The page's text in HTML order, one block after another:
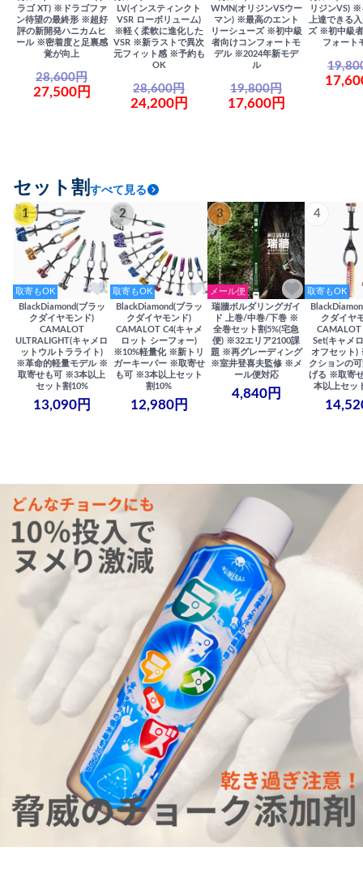
ラゴ XT) ※ドラゴファ
ン待望の最終形 ※超好
評の新開発ハニカムヒ
ール ※密着度と足裏感
覚が向上
28,600円
27,500円
LV(インスティンクト
VSR ローボリューム)
※軽く柔軟に進化した
VSR ※新ラストで異次
元フィット感 ※予約も
OK
28,600円
24,200円
WMN(オリジンVSウー
マン) ※最高のエント
リーシューズ ※初中級
者向けコンフォートモ
デル ※2024年新モデ
ル
19,800円
17,600円
リジンVS) ※
上達できる
ズ ※初中級
フォート
セット割 すべて見る
1
取寄もOK
BlackDiamond(ブラッ
クダイヤモンド)
CAMALOT
ULTRALIGHT(キャメロ
ットウルトラライト)
※革命的軽量モデル ※
取寄せも可 ※3本以上
セット割10%
13,090円
2
取寄もOK
BlackDiamond(ブラッ
クダイヤモンド)
CAMALOT C4(キャメ
ロット シーフォー)
※10%軽量化 ※新トリ
ガーキーパー ※取寄せ
も可 ※3本以上セット
割10%
12,980円
3
メール便
瑞牆ボルダリングガイ
ド 上巻/中巻/下巻 ※
全巻セット割5%(宅急
便) ※32エリア2100課
題 ※再グレーディング
※室井登喜夫監修 ※メ
ール便対応
4,840円
4
取寄もOK
クダイヤ
Set(キャメ
オフセット)
クションの
げる ※取寄
本以上セッ